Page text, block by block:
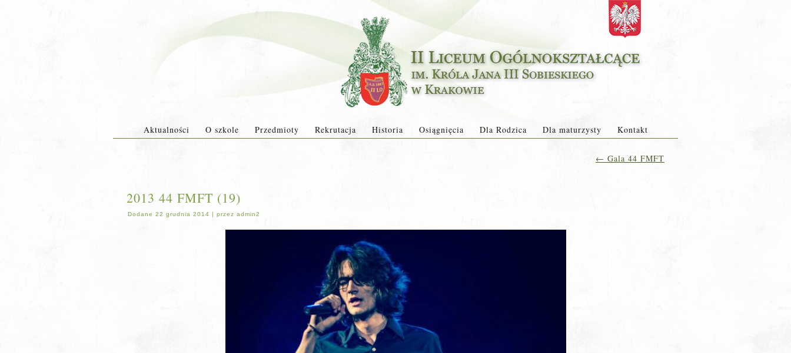
Aktualności O szkole Przedmioty Rekrutacja Historia Osiągnięcia Dla Rodzica Dla maturzysty Kontakt
← Gala 44 FMFT
2013 44 FMFT (19)
Dodane 22 grudnia 2014 | przez admin2